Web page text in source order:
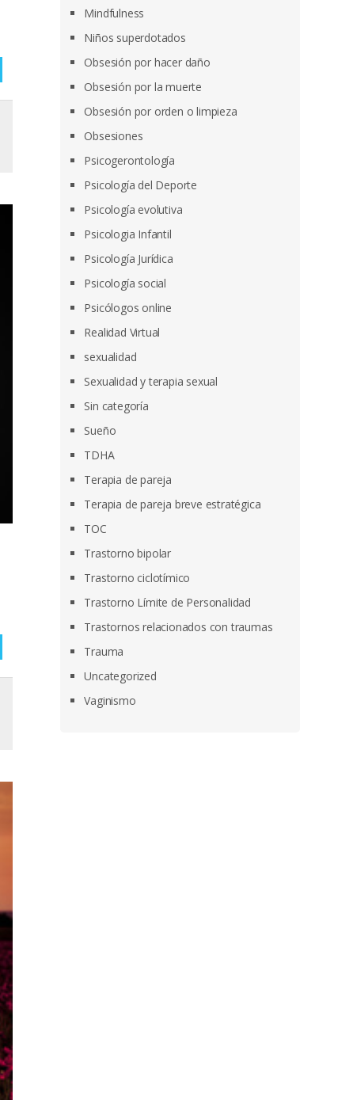
Mindfulness
Niños superdotados
Obsesión por hacer daño
Obsesión por la muerte
Obsesión por orden o limpieza
Obsesiones
Psicogerontología
Psicología del Deporte
Psicología evolutiva
Psicologia Infantil
Psicología Jurídica
Psicología social
Psicólogos online
Realidad Virtual
sexualidad
Sexualidad y terapia sexual
Sin categoría
Sueño
TDHA
Terapia de pareja
Terapia de pareja breve estratégica
TOC
Trastorno bipolar
Trastorno ciclotímico
Trastorno Límite de Personalidad
Trastornos relacionados con traumas
Trauma
Uncategorized
Vaginismo